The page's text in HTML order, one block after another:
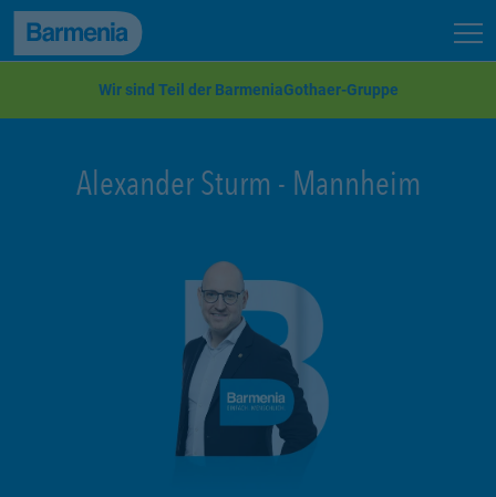
zum Seiteninhalt
Back to top
Wir sind Teil der BarmeniaGothaer-Gruppe
Alexander Sturm - Mannheim